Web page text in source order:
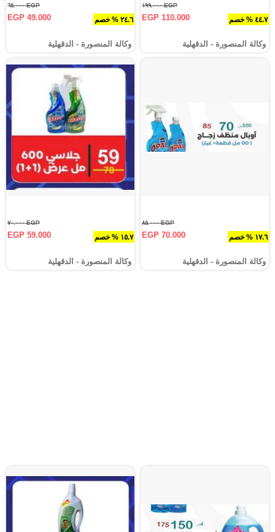
٤٤.٧ % خصم
EGP ١٩٩.٠٠٠
EGP 110.000
وكالة المنصورة - الدقهلية‎
٢٤.٦ % خصم
EGP ٦٥.٠٠٠
EGP 49.000
وكالة المنصورة - الدقهلية‎
١٧.٦ % خصم
EGP ٨٥.٠٠٠
EGP 70.000
وكالة المنصورة - الدقهلية‎
١٥.٧ % خصم
EGP ٧٠.٠٠٠
EGP 59.000
وكالة المنصورة - الدقهلية‎